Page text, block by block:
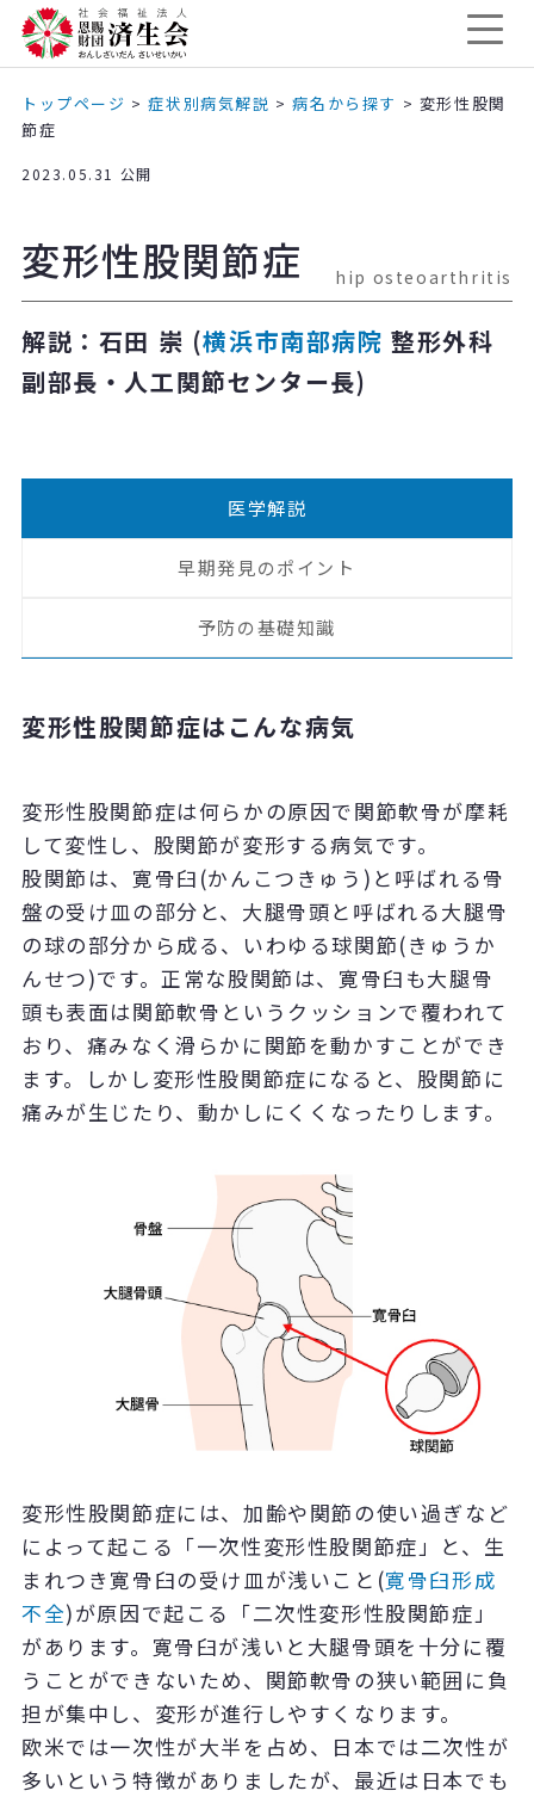
トップページ >症状別病気解説 >病名から探す > 変形性股関
節症
2023.05.31 公開
変形性股関節症 hip osteoarthritis
解説：石田 崇 (横浜市南部病院 整形外科
副部長・人工関節センター長)
医学解説
早期発見のポイント
予防の基礎知識
変形性股関節症はこんな病気
変形性股関節症は何らかの原因で関節軟骨が摩耗
して変性し、股関節が変形する病気です。
股関節は、寛骨臼(かんこつきゅう)と呼ばれる骨
盤の受け皿の部分と、大腿骨頭と呼ばれる大腿骨
の球の部分から成る、いわゆる球関節(きゅうか
んせつ)です。正常な股関節は、寛骨臼も大腿骨
頭も表面は関節軟骨というクッションで覆われて
おり、痛みなく滑らかに関節を動かすことができ
ます。しかし変形性股関節症になると、股関節に
痛みが生じたり、動かしにくくなったりします。
変形性股関節症には、加齢や関節の使い過ぎなど
によって起こる「一次性変形性股関節症」と、生
まれつき寛骨臼の受け皿が浅いこと(寛骨臼形成
不全)が原因で起こる「二次性変形性股関節症」
があります。寛骨臼が浅いと大腿骨頭を十分に覆
うことができないため、関節軟骨の狭い範囲に負
担が集中し、変形が進行しやすくなります。
欧米では一次性が大半を占め、日本では二次性が
多いという特徴がありましたが、最近は日本でも